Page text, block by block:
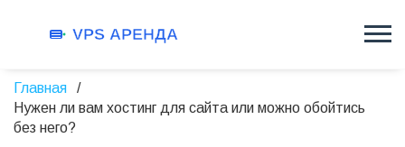
Главная
Нужен ли вам хостинг для сайта или можно обойтись
без него?